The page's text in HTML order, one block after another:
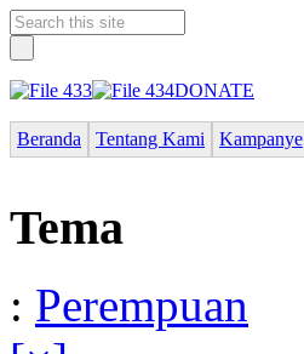
DONATE
Beranda Tentang Kami Kampanye
Tema
: Perempuan